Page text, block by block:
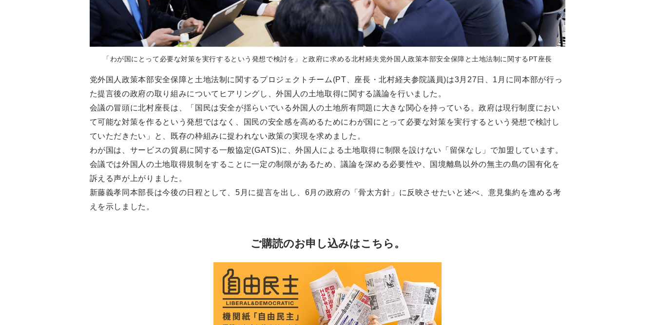
「わが国にとって必要な対策を実行するという発想で検討を」と政府に求める北村経夫党外国人政策本部安全保障と土地法制に関するPT座長
党外国人政策本部安全保障と土地法制に関するプロジェクトチーム(PT、座長・北村経夫参院議員)は3月27日、1月に同本部が行っ
た提言後の政府の取り組みについてヒアリングし、外国人の土地取得に関する議論を行いました。
会議の冒頭に北村座長は、「国民は安全が揺らいでいる外国人の土地所有問題に大きな関心を持っている。政府は現行制度におい
て可能な対策を作るという発想ではなく、国民の安全感を高めるためにわが国にとって必要な対策を実行するという発想で検討し
ていただきたい」と、既存の枠組みに捉われない政策の実現を求めました。
わが国は、サービスの貿易に関する一般協定(GATS)に、外国人による土地取得に制限を設けない「留保なし」で加盟しています。
会議では外国人の土地取得規制をすることに一定の制限があるため、議論を深める必要性や、国境離島以外の無主の島の国有化を
訴える声が上がりました。
新藤義孝同本部長は今後の日程として、5月に提言を出し、6月の政府の「骨太方針」に反映させたいと述べ、意見集約を進める考
えを示しました。
ご購読のお申し込みはこちら。